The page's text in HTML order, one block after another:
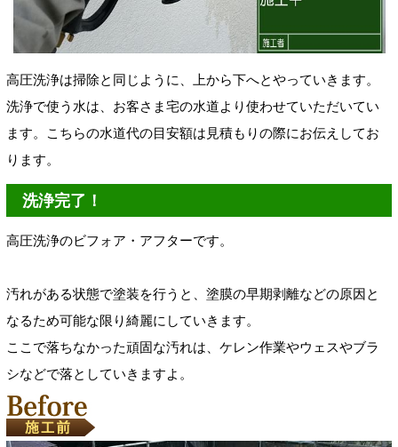
高圧洗浄は掃除と同じように、上から下へとやっていきます。
洗浄で使う水は、お客さま宅の水道より使わせていただいてい
ます。こちらの水道代の目安額は見積もりの際にお伝えしてお
ります。
洗浄完了！
高圧洗浄のビフォア・アフターです。
汚れがある状態で塗装を行うと、塗膜の早期剥離などの原因と
なるため可能な限り綺麗にしていきます。
ここで落ちなかった頑固な汚れは、ケレン作業やウェスやブラ
シなどで落としていきますよ。